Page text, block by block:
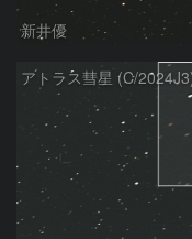
新井優